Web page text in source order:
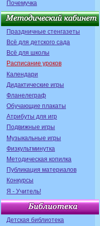
Почемучка
Праздничные стенгазеты
Всё для детского сада
Всё для школы
Расписание уроков
Календари
Дидактические игры
Фланелеграф
Обучающие плакаты
Атрибуты для игр
Подвижные игры
Музыкальные игры
Физкультминутка
Методическая копилка
Публикация материалов
Конкурсы
Я - Учитель!
Детская библиотека